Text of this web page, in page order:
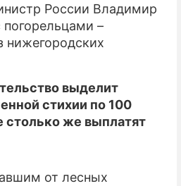
ПРОИСШЕСТВИЯ
СОННИК
СЕРИАЛЫ
ИГРЫ
О ПРОЕКТЕ
России Владимир
погорельцами –
нижегородских
выделит
стихии по 100
столько же выплатят
от лесных